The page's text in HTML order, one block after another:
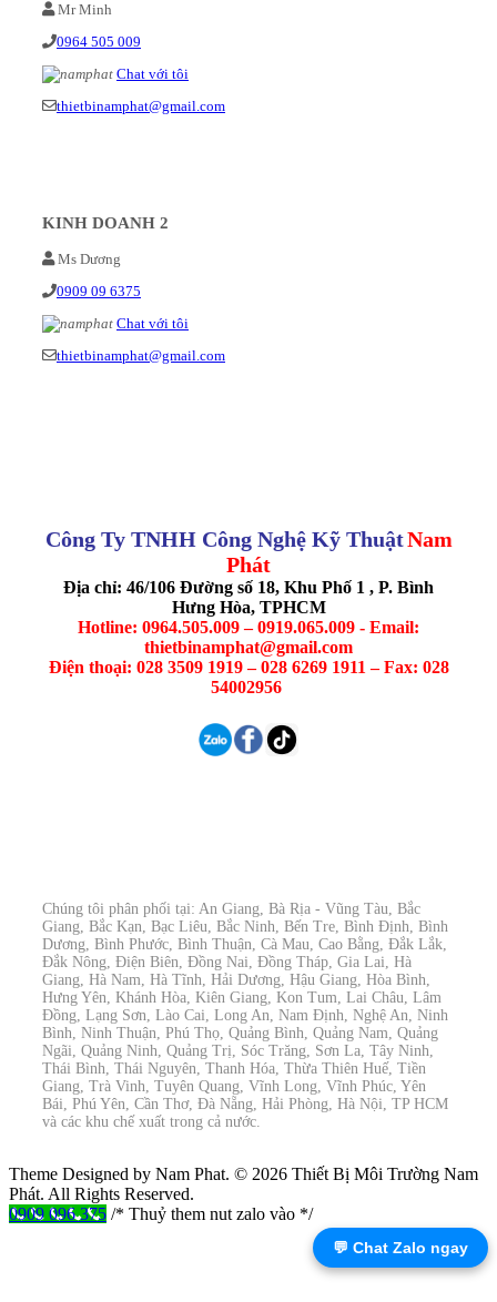
Mr Minh
0964 505 009
Chat với tôi
thietbinamphat@gmail.com
KINH DOANH 2
Ms Dương
0909 09 6375
Chat với tôi
thietbinamphat@gmail.com
Công Ty TNHH Công Nghệ Kỹ ThuậtNam
Phát
Địa chỉ: 46/106 Đường số 18, Khu Phố 1 , P. Bình
Hưng Hòa, TPHCM
Hotline: 0964.505.009 – 0919.065.009 - Email:
thietbinamphat@gmail.com
Điện thoại: 028 3509 1919 – 028 6269 1911 – Fax: 028
54002956
Chúng tôi phân phối tại: An Giang, Bà Rịa - Vũng Tàu, Bắc
Giang, Bắc Kạn, Bạc Liêu, Bắc Ninh, Bến Tre, Bình Định, Bình
Dương, Bình Phước, Bình Thuận, Cà Mau, Cao Bằng, Đắk Lắk,
Đắk Nông, Điện Biên, Đồng Nai, Đồng Tháp, Gia Lai, Hà
Giang, Hà Nam, Hà Tĩnh, Hải Dương, Hậu Giang, Hòa Bình,
Hưng Yên, Khánh Hòa, Kiên Giang, Kon Tum, Lai Châu, Lâm
Đồng, Lạng Sơn, Lào Cai, Long An, Nam Định, Nghệ An, Ninh
Bình, Ninh Thuận, Phú Thọ, Quảng Bình, Quảng Nam, Quảng
Ngãi, Quảng Ninh, Quảng Trị, Sóc Trăng, Sơn La, Tây Ninh,
Thái Bình, Thái Nguyên, Thanh Hóa, Thừa Thiên Huế, Tiền
Giang, Trà Vinh, Tuyên Quang, Vĩnh Long, Vĩnh Phúc, Yên
Bái, Phú Yên, Cần Thơ, Đà Nẵng, Hải Phòng, Hà Nội, TP HCM
và các khu chế xuất trong cả nước.
Theme Designed by Nam Phat. © 2026 Thiết Bị Môi Trường Nam
Phát. All Rights Reserved.
0909 096 375 /* Thuỷ them nut zalo vào */
💬 Chat Zalo ngay